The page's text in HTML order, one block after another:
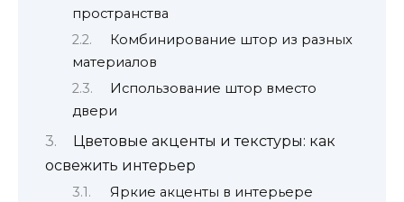
пространства
Комбинирование штор из разных
материалов
Использование штор вместо
двери
Цветовые акценты и текстуры: как
освежить интерьер
Яркие акценты в интерьере